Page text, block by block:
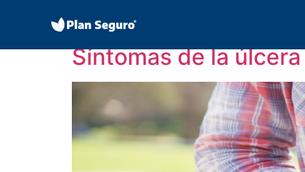
Día:14
Síntomas de la